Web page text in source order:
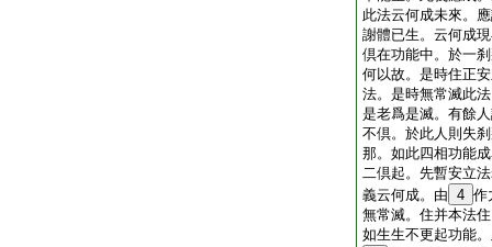
此法云何成未來。
謝體已生。云何成
倶在功能中。於一
何以故。是時住正
法。是時無常滅此
是老爲是滅。有餘
不倶。於此人則失
那。如此四相功能
二倶起。先暫安立
義云何成。由 4 作
無常滅。住并本法
如生生不更起功能